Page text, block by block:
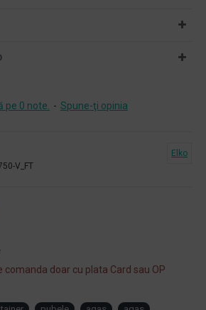
pe 0 note. - Spune-ţi opinia
doar cu plata Card sau OP
V_FT
Elko